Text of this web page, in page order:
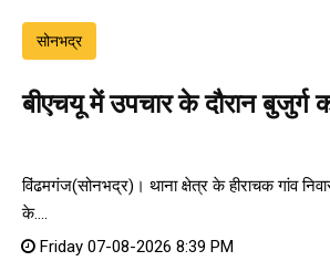
सोनभद्र
बीएचयू में उपचार के दौरान बुजुर्ग
विंढमगंज(सोनभद्र)। थाना क्षेत्र के हीराचक गांव
के....
Friday 07-08-2026 8:39 PM